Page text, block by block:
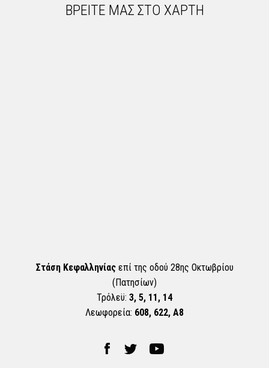
ΒΡΕΙΤΕ ΜΑΣ ΣΤΟ ΧΑΡΤΗ
Στάση Κεφαλληνίας επί της οδού 28ης Οκτωβρίου
(Πατησίων)
Τρόλεϋ: 3, 5, 11, 14
Λεωφορεία: 608, 622, Α8